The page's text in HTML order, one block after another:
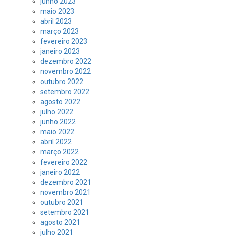
maio 2023
abril 2023
março 2023
fevereiro 2023
janeiro 2023
dezembro 2022
novembro 2022
outubro 2022
setembro 2022
agosto 2022
julho 2022
junho 2022
maio 2022
abril 2022
março 2022
fevereiro 2022
janeiro 2022
dezembro 2021
novembro 2021
outubro 2021
setembro 2021
agosto 2021
julho 2021